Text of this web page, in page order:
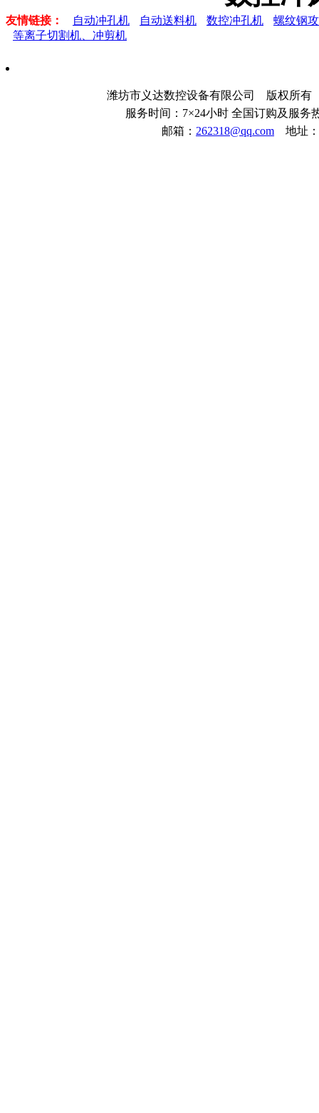
友情链接： 自动冲孔机 自动送料机 数控冲孔机
螺纹钢
等离子切割机、冲剪机
潍坊市义达数控设备有限公司 版权所
服务时间：7×24小时 全国订购及服
邮箱： 262318@qq.com 地址